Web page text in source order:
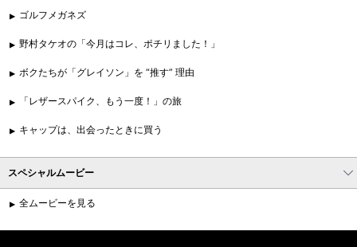
ゴルフメガネズ
野村タケオの「今月はコレ、ポチリました！」
ボクたちが「グレイソン」を “推す” 理由
「レザースパイク、もう一度！」の旅
キャップは、出会ったときに買う
スペシャルムービー
全ムービーを見る